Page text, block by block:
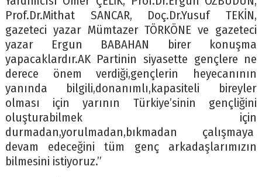
Prof.Dr.Mithat SANCAR, Doç.Dr.Yusuf TEKİN,
gazeteci yazar Mümtazer TÖRKÖNE ve gazeteci
yazar Ergun BABAHAN birer konuşma
yapacaklardır.AK Partinin siyasette gençlere ne
derece önem verdiği,gençlerin heyecanının
yanında bilgili,donanımlı,kapasiteli bireyler
olması için yarının Türkiye’sinin gençliğini
oluşturabilmek için
durmadan,yorulmadan,bıkmadan çalışmaya
devam edeceğini tüm genç arkadaşlarımızın
bilmesini istiyoruz.”